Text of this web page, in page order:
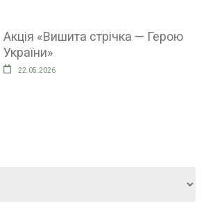
Акція «Вишита стрічка — Герою
України»
22.05.2026